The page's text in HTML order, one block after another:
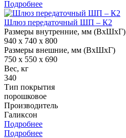
Подробнее
Шлюз передаточный ШП – К2
Размеры внутренние, мм (ВхШхГ)
940 x 740 x 800
Размеры внешние, мм (ВхШхГ)
750 x 550 x 690
Вес, кг
340
Тип покрытия
порошковое
Производитель
Галиксон
Подробнее
Подробнее